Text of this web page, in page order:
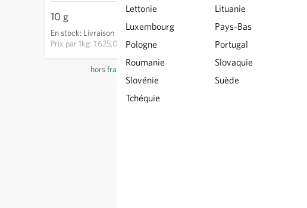
Lettonie
Lituanie
Luxembourg
Pays-Bas
Pologne
Portugal
Roumanie
Slovaquie
Slovénie
Suède
Tchéquie
10 g
En stock: Livraison 3-5 jours
Prix par1kg: 1 625,00 €
16,25 €
horsfrais de port, TVA comprise du pays du fournisseur